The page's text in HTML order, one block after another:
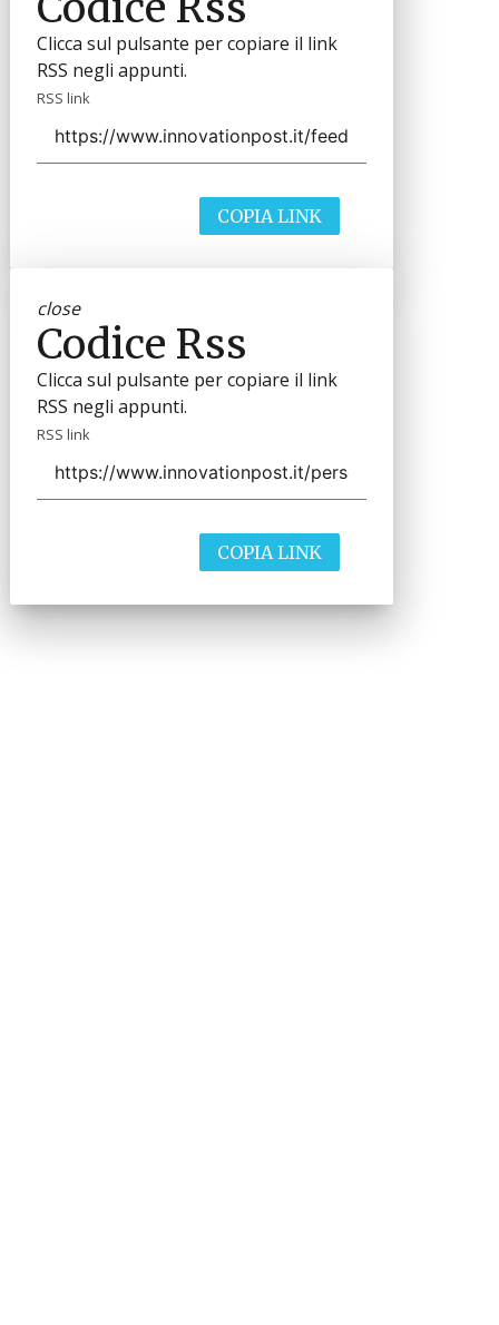
Clicca sul pulsante per copiare il link
RSS negli appunti.
RSS link
COPIA LINK
close
Codice Rss
Clicca sul pulsante per copiare il link
RSS negli appunti.
RSS link
COPIA LINK